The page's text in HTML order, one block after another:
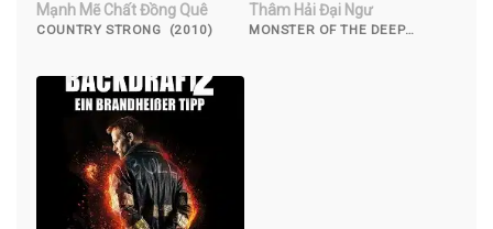
Mạnh Mẽ Chất Đồng Quê
COUNTRY STRONG (2010)
Thâm Hải Đại Ngư
MONSTER OF THE DEEP